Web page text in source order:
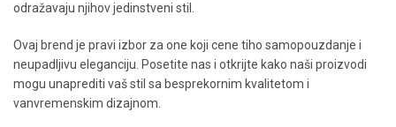
odražavaju njihov jedinstveni stil.
Ovaj brend je pravi izbor za one koji cene tiho samopouzdanje i
neupadljivu eleganciju. Posetite nas i otkrijte kako naši proizvodi
mogu unaprediti vaš stil sa besprekornim kvalitetom i
vanvremenskim dizajnom.